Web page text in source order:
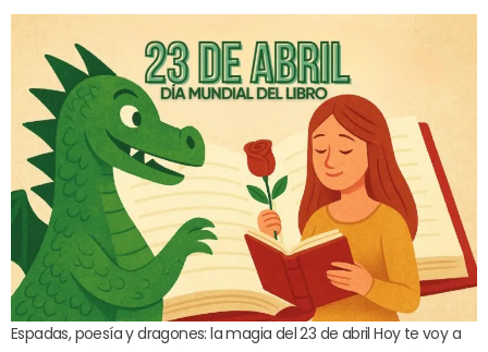
Espadas, poesía y dragones: la magia del 23 de abril Hoy te voy a